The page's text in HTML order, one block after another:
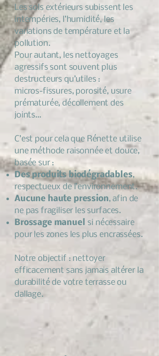
Les sols extérieurs subissent les
intempéries, l’humidité, les
variations de température et la
pollution.
Pour autant, les nettoyages
agressifs sont souvent plus
destructeurs qu’utiles :
micros-fissures, porosité, usure
prématurée, décollement des
joints…​
C’est pour cela que Rénette utilise
une méthode raisonnée et douce,
basée sur :
Des produits biodégradables,
respectueux de l’environnement.
Aucune haute pression, afin de
ne pas fragiliser les surfaces.
Brossage manuelsi nécessaire
pour les zones les plus encrassées.
Notre objectif : nettoyer
efficacement sans jamais altérer la
durabilité de votre terrasse ou
dallage.